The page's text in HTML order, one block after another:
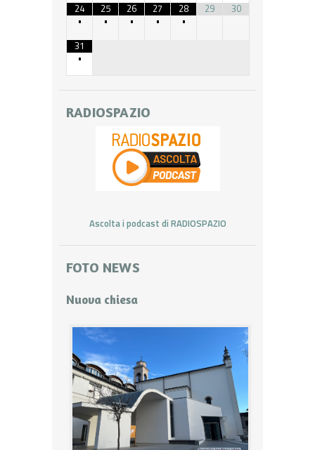
24
•
25
•
26
•
27
•
28
•
29 30
31
•
RADIOSPAZIO
Ascolta i podcast di RADIOSPAZIO
FOTO NEWS
Nuova chiesa